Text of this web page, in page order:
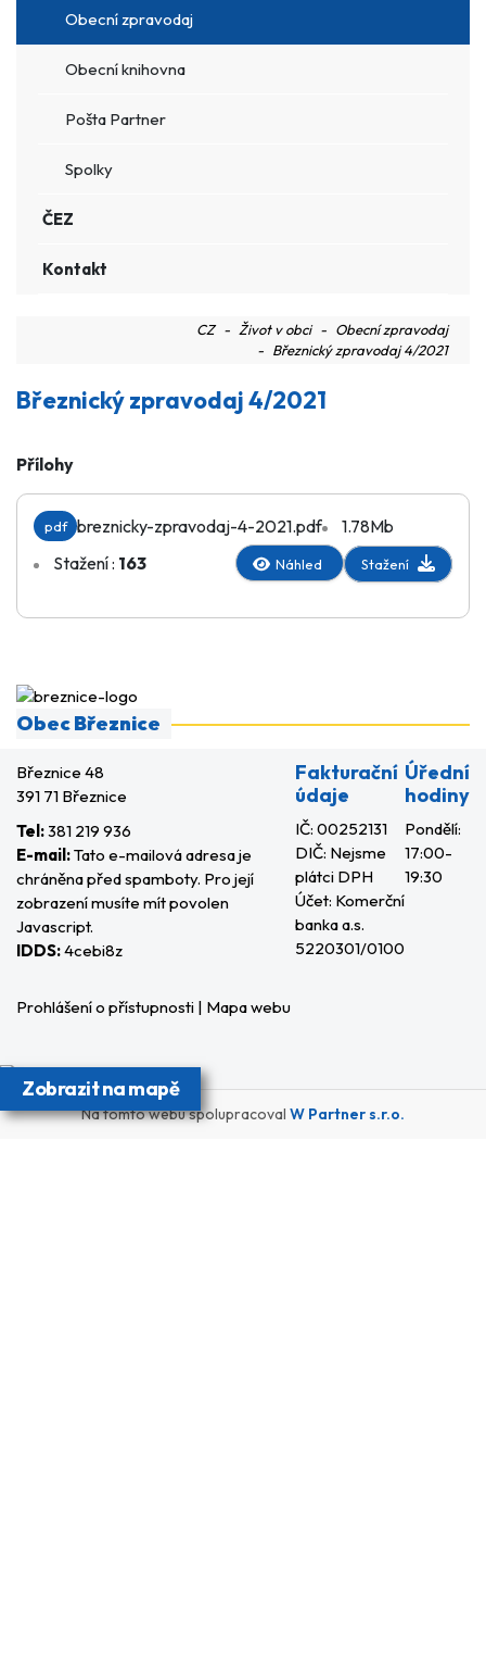
Obecní zpravodaj
Obecní knihovna
Pošta Partner
Spolky
ČEZ
Kontakt
CZ Život v obci
Obecní zpravodaj
Březnický zpravodaj 4/2021
Březnický zpravodaj 4/2021
Přílohy
pdf breznicky-zpravodaj-4-2021.pdf
1.78Mb
Stažení : 163 Náhled Stažení
Obec Březnice
Březnice 48
391 71 Březnice
Tel:381 219 936
E-mail:Tato e-mailová adresa je
chráněna před spamboty. Pro její
zobrazení musíte mít povolen
Javascript.
IDDS:4cebi8z
Fakturační
údaje
IČ: 00252131
DIČ: Nejsme
plátci DPH
Účet: Komerční
banka a.s.
5220301/0100
Úřední
hodiny
Pondělí:
17:00-
19:30
Prohlášení o přístupnosti | Mapa webu
Zobrazit na mapě
Na tomto webu spolupracoval W Partner s.r.o.